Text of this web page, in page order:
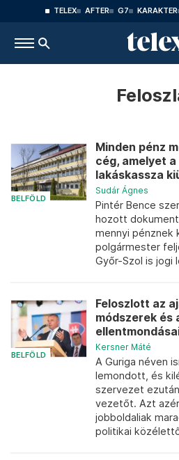
TELEX AFTER G7 KARAKTER
BELFÖLD
Minden pénz
cég, amelyet
lakáskassza
Sudár Ágnes
Pintér Bence
hozott
mennyi pénznek
polgármester
Győr-Szol is jogi
BELFÖLD
Feloszlott az
módszerek és
Kersner Máté
A Guriga néven
lemondott, és
szervezet
vezetőt. Azt
jobboldaliak
politikai